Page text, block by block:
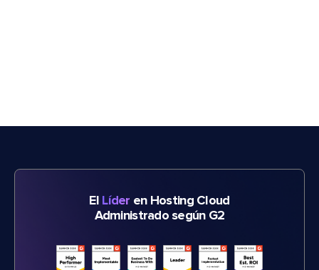
El Líder en Hosting Cloud
Administrado según G2